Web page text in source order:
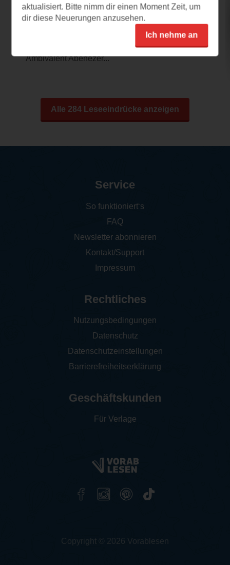
28.10.2021 – 15:46
HUMBUG
Man hätte keinen besseren Statisten als
Donald Duck finden können für das
Ambivalent Abenezer...
Alle 284 Leseeindrücke anzeigen
aktualisiert. Bitte nimm dir einen Moment Zeit, um
dir diese Neuerungen anzusehen.
Ich nehme an
Service
So funktioniert‘s
FAQ
Newsletter abonnieren
Kontakt/Support
Impressum
Rechtliches
Nutzungsbedingungen
Datenschutz
Datenschutzeinstellungen
Barrierefreiheitserklärung
Geschäftskunden
Für Verlage
Copyright © 2026 Vorablesen